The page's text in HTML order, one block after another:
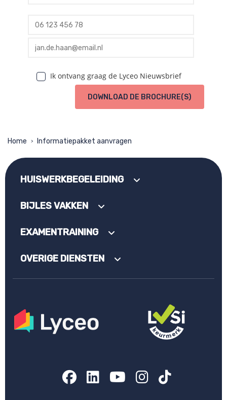
profile telefoon
profile email
Ik ontvang graag de Lyceo Nieuwsbrief
DOWNLOAD DE BROCHURE(S)
Home > Informatiepakket aanvragen
HUISWERKBEGELEIDING
BIJLES VAKKEN
EXAMENTRAINING
OVERIGE DIENSTEN
Facebook
LinkedIn
YouTube
Instagram
TikTok